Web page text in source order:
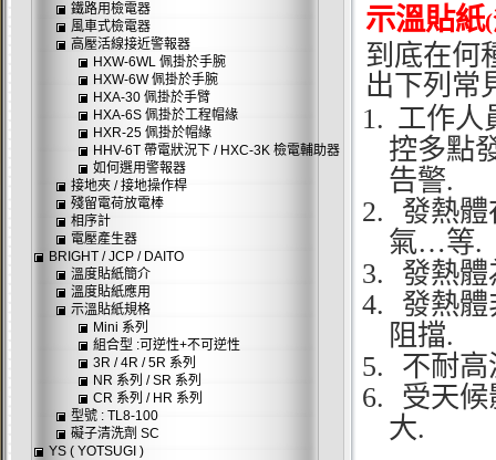
示溫貼紙
到底在何
出下列常
1. 工作人
控多點
告警.
2.
發熱
氣…等.
3.
發熱
4.
發熱
阻擋.
5.
不耐
6.
受天
大.
鐵路用檢電器
風車式檢電器
高壓活線接近警報器
HXW-6WL 佩掛於手腕
HXW-6W 佩掛於手腕
HXA-30 佩掛於手臂
HXA-6S 佩掛於工程帽緣
HXR-25 佩掛於帽緣
HHV-6T 帶電狀況下 / HXC-3K 檢電輔助器
如何選用警報器
接地夾 / 接地操作桿
殘留電荷放電棒
相序計
電壓產生器
BRIGHT / JCP / DAITO
溫度貼紙簡介
溫度貼紙應用
示溫貼紙規格
Mini 系列
組合型 :可逆性+不可逆性
3R / 4R / 5R 系列
NR 系列 / SR 系列
CR 系列 / HR 系列
型號 : TL8-100
礙子清洗劑 SC
YS ( YOTSUGI )